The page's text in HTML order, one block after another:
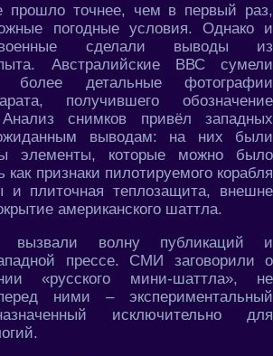
прошло точнее, чем в первый раз,
погодные условия. Однако и
военные сделали выводы из
Австралийские ВВС сумели
более детальные фотографии
получившего обозначение
снимков привёл западных
выводам: на них были
элементы, которые можно было
как признаки пилотируемого корабля
и плиточная теплозащита, внешне
американского шаттла.
вызвали волну публикаций и
прессе. СМИ заговорили о
«русского мини-шаттла», не
ними – экспериментальный
исключительно для